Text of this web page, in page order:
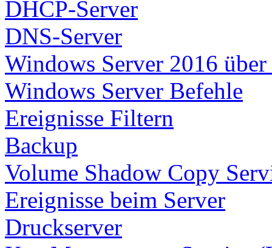
DHCP-Server
DNS-Server
Windows Server 2016
Windows Server Befehle
Ereignisse Filtern
Backup
Volume Shadow Copy
Ereignisse beim Server
Druckserver